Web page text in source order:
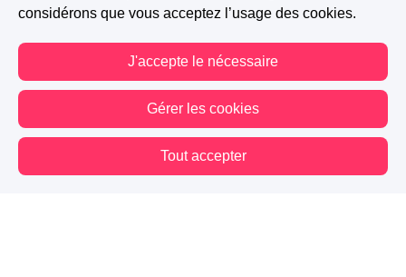
considérons que vous acceptez l’usage des cookies.
J'accepte le nécessaire
Gérer les cookies
Tout accepter